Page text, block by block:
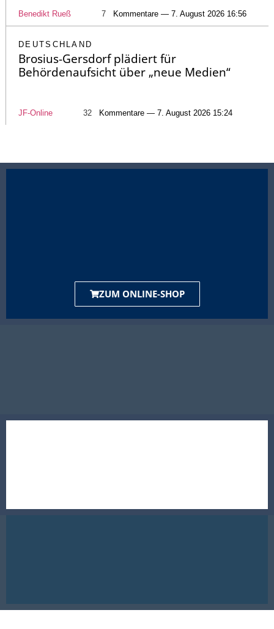
Benedikt Rueß 7 Kommentare — 7. August 2026 16:56
DEUTSCHLAND
Brosius-Gersdorf plädiert für
Behördenaufsicht über „neue Medien“
JF-Online 32 Kommentare — 7. August 2026 15:24
ZUM ONLINE-SHOP